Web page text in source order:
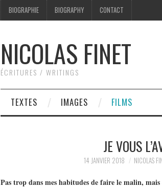
BIOGRAPHIE BIOGRAPHY CONTACT
NICOLAS FINET
ÉCRITURES / WRITINGS
TEXTES IMAGES FILMS
JE VOUS
14 JANVIER 2018 NICOLAS
Pas trop dans mes habitudes de faire le malin,